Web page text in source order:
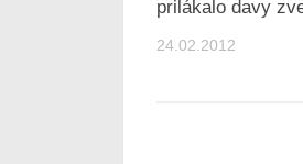
prilákalo davy
24.02.2012